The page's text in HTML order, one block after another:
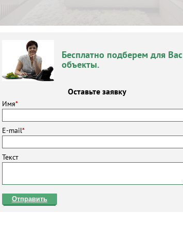
Бесплатно подберем для Вас
объекты.
Оставьте заявку
Имя*
E-mail*
Текст
Отправить